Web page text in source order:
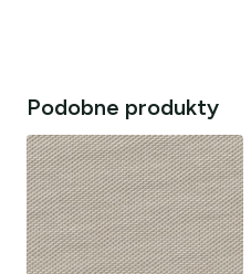
Podobne produkty